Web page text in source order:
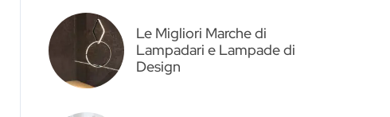
Le Migliori Marche di
Lampadari e Lampade di
Design